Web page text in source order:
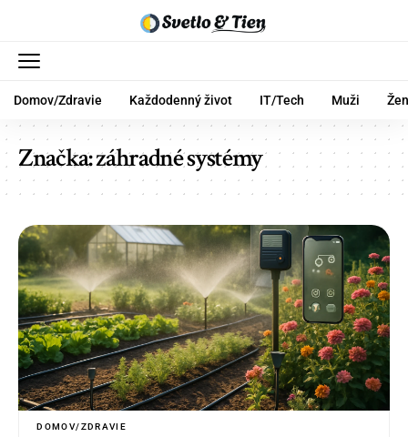
Domov/Zdravie Každodenný život IT/Tech Muži
Značka:záhradné systémy
DOMOV/ZDRAVIE